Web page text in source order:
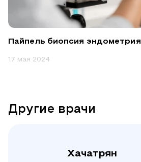
Пайпель биопсия эндометрия
17 мая 2024
Другие врачи
Хачатрян